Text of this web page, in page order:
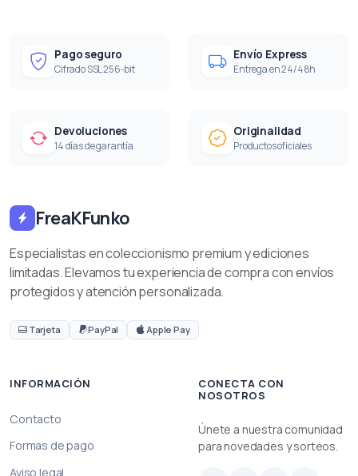
Pago seguro
Cifrado SSL 256-bit
Envío Express
Entrega en 24/48h
Devoluciones
14 días de garantía
Originalidad
Productos oficiales
FreaKFunko
Especialistas en coleccionismo premium y ediciones
limitadas. Elevamos tu experiencia de compra con envíos
protegidos y atención personalizada.
Tarjeta PayPal Apple Pay
INFORMACIÓN
Contacto
Formas de pago
Aviso legal
CONECTA CON
NOSOTROS
Únete a nuestra comunidad
para novedades y sorteos.